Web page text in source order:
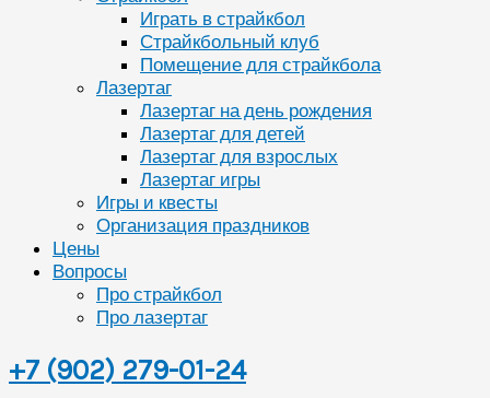
Играть в страйкбол
Страйкбольный клуб
Помещение для страйкбола
Лазертаг
Лазертаг на день рождения
Лазертаг для детей
Лазертаг для взрослых
Лазертаг игры
Игры и квесты
Организация праздников
Цены
Вопросы
Про страйкбол
Про лазертаг
+7 (902) 279-01-24